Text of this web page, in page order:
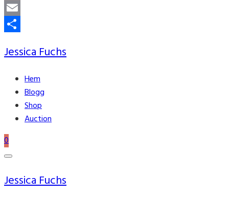
MeWe
Email
Jessica Fuchs
Hem
Blogg
Shop
Auction
0
Jessica Fuchs